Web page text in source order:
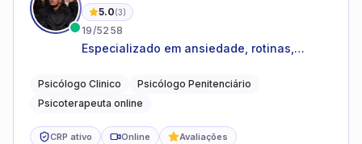
5.0(3)
19/5258
Especializado em ansiedade, rotinas,
familiares e questões comportamentais.
Psicólogo Clinico
Psicólogo Penitenciário
Psicoterapeuta online
CRP ativo Online Avaliações